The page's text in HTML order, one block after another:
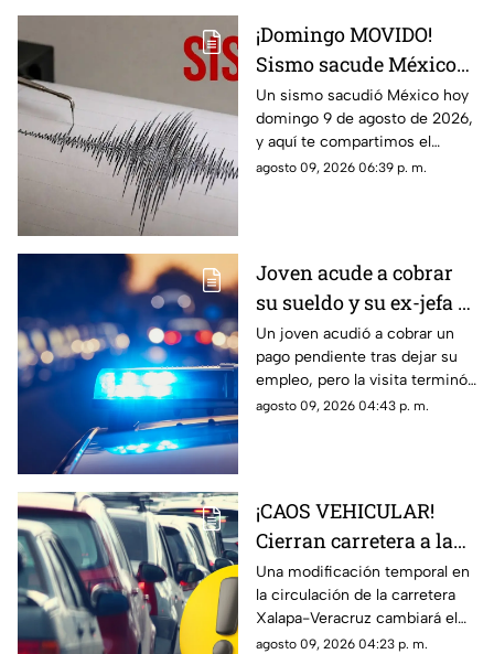
¡Domingo MOVIDO!
Sismo sacude México
hoy 9 de agosto de 2026
¿Cuál fue la magnitud?
Un sismo sacudió México hoy
domingo 9 de agosto de 2026,
y aquí te compartimos el
reporte oficial del Servicio
agosto 09, 2026 06:39 p. m.
Joven acude a cobrar
su sueldo y su ex-jefa lo
GOLPEÓ
BRUTALMENTE en
Veracruz; ¡no quería
pagarle!
Un joven acudió a cobrar un
pago pendiente tras dejar su
empleo, pero la visita terminó
en una agresión que quedó
agosto 09, 2026 04:43 p. m.
¡CAOS VEHICULAR!
Cierran carretera a la
SALIDA de Veracruz;
¿cuál es el motivo?
Una modificación temporal en
la circulación de la carretera
Xalapa-Veracruz cambiará el
recorrido de quienes transitan
agosto 09, 2026 04:23 p. m.